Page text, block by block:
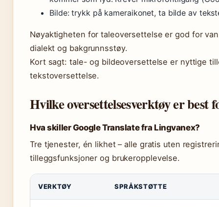
Bilde: trykk på kameraikonet, ta bilde av
Nøyaktigheten for taleoversettelse er god for
dialekt og bakgrunnsstøy.
Kort sagt: tale- og bildeoversettelse er nyttige
tekstoversettelse.
Hvilke oversettelsesverktøy er best
Hva skiller Google Translate fra Lingvanex?
Tre tjenester, én likhet – alle gratis uten
tilleggsfunksjoner og brukeropplevelse.
VERKTØY SPRÅKSTØTTE